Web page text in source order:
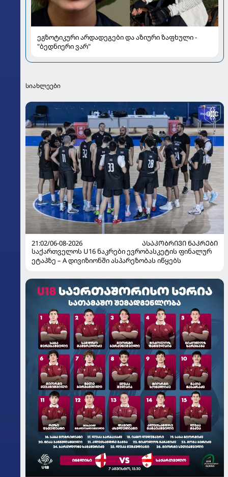
ეგზოტიკური არდადეგები და აზიური ზაფხული -
"ბედნიერი ვარ"
სიახლეები
21:02/06-08-2026
ᲐᲡᲐᲙᲝᲑᲠᲘᲕᲘ ᲜᲐᲙᲠᲔᲑᲘ
საქართველოს U16 ნაკრები ევრობასკეტის ფინალურ
ეტაპზე – A დივიზიონში ასპარეზობას იწყებს